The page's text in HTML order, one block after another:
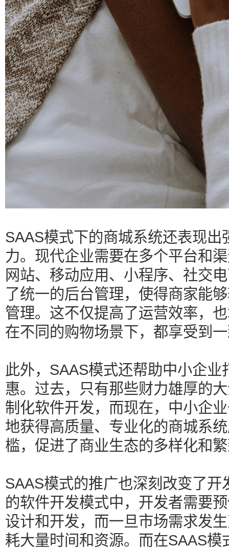
SAAS模式下的商城系统还表现
力。现代企业需要在多个平台和
网站、移动应用、小程序、社交
了统一的后台管理，使得商家能
管理。这不仅提高了运营效率，
在不同的购物场景下，都享受到
此外，SAAS模式还帮助中小企
惠。过去，只有那些财力雄厚的
制化软件开发，而现在，中小企
地获得高质量、专业化的商城系
槛，促进了商业生态的多样化和
SAAS模式的推广也深刻改变了
的软件开发模式中，开发者需要
设计和开发，而一旦市场需求发
耗大量时间和资源。而在SAAS